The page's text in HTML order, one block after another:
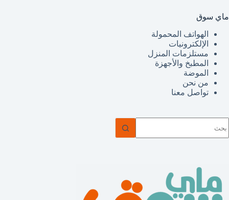
ماي سوق
الهواتف المحمولة
الإلكترونيات
مستلزمات المنزل
المطبخ والأجهزة
الموضة
من نحن
تواصل معنا
توجد